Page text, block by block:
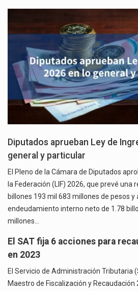
Diputados aprueban Ley de
general y particular
El Pleno de la Cámara de Diputados
la Federación (LIF) 2026, que prevé una
billones 193 mil 683 millones de pesos y
endeudamiento interno neto de 1.78
millones…
El SAT fija 6 acciones para
en 2023
El Servicio de Administración Tributaria
Maestro de Fiscalización y